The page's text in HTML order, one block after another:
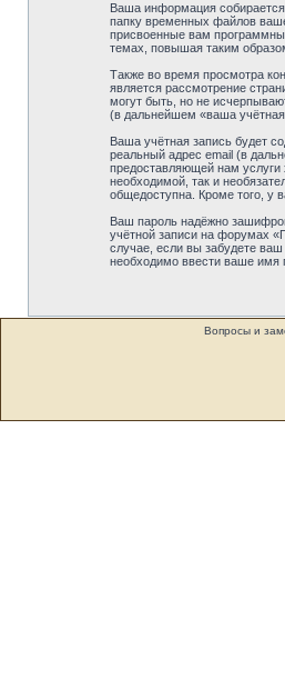
Ваша информация
папку временных файлов
присвоенные вам
темах, повышая таким
Также во время просмотра
является рассмотрение
могут быть, но не
(в дальнейшем «ваша
Ваша учётная запись будет
реальный адрес email (в
предоставляющей нам услуги
необходимой, так и
общедоступна. Кроме того, у
Ваш пароль надёжно
учётной записи на форумах
случае, если вы забудете
необходимо ввести ваше имя
Вопросы и